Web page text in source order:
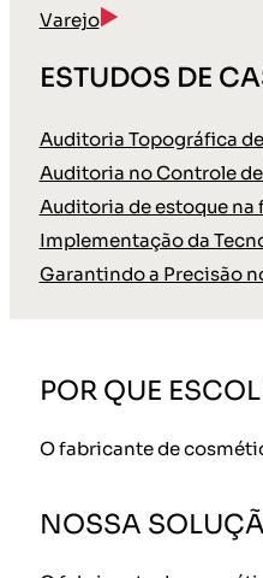
Varejo
ESTUDOS DE
Auditoria Topográfica
Auditoria no Controle
Auditoria de estoque
Implementação da
Garantindo a Precisão
POR QUE
O fabricante de
NOSSA